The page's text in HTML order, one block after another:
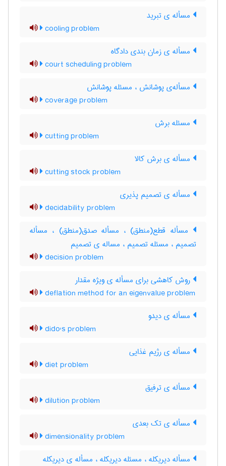
مسأله ی تبرید
cooling problem
مسأله ی زمان بندی دادگاه
court scheduling problem
مسأله‌ی پوشانش ، مسئله پوشانش
coverage problem
مسئله برش
cutting problem
مسأله ی برش کالا
cutting stock problem
مسأله ی تصمیم پذیری
decidability problem
مسأله قطع(منطق) ، مسأله صدق(منطق) ، مسأله
تصمیم ، مسئله تصمیم ، مساله ی تصمیم
decision problem
روش کاهشی برای مسأله ی ویژه مقدار
deflation method for an eigenvalue problem
مسأله ی دیدو
dido's problem
مسأله ی رژیم غذایی
diet problem
مسأله ی ترفیق
dilution problem
مسأله ی تک بعدی
dimensionality problem
مسأله دیریکله ، مسئله دیریکله ، مسأله ی دیریکله